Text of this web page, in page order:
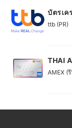
บัตรเค
ttb (PR)
THAI
Card
AMEX (